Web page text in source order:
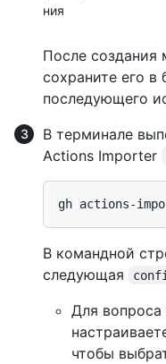
ния
После создания
сохраните его в
последующего
В терминале
Actions Importer
В командной
следующая
Для вопроса
чтобы